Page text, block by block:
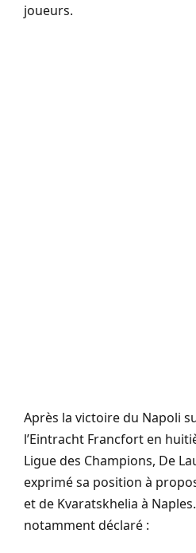
joueurs.
Après la victoire du Napoli
l’Eintracht Francforten
Ligue des Champions, De
exprimé sa position à
et de Kvaratskhelia à Naples
notamment déclaré :